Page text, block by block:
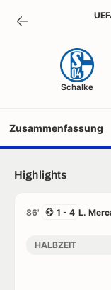
Schalke
Zusammenfassung
Highlights
86' 1 - 4 L.
HALBZEIT